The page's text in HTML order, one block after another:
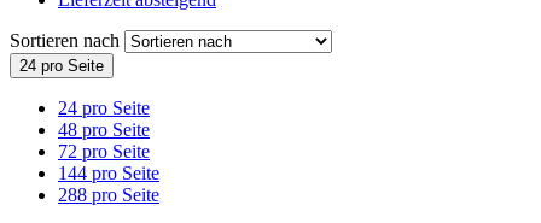
Sortieren nach
24 pro Seite
24 pro Seite
48 pro Seite
72 pro Seite
144 pro Seite
288 pro Seite